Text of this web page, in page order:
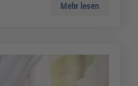
Mehr lesen